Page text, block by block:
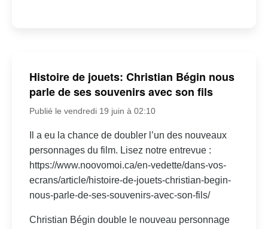
Histoire de jouets: Christian Bégin nous
parle de ses souvenirs avec son fils
Publié le vendredi 19 juin à 02:10
Il a eu la chance de doubler l’un des nouveaux
personnages du film. Lisez notre entrevue :
https://www.noovomoi.ca/en-vedette/dans-vos-
ecrans/article/histoire-de-jouets-christian-begin-
nous-parle-de-ses-souvenirs-avec-son-fils/
Christian Bégin double le nouveau personnage